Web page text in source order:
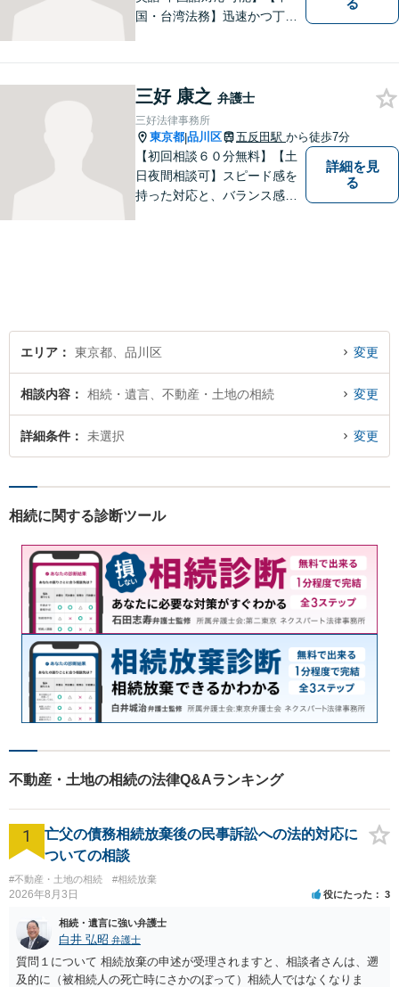
国・台湾法務】迅速かつ丁寧
る
三好 康之 弁護士
三好法律事務所
東京都|品川区 五反田駅 から徒歩7分
【初回相談６０分無料】【土
日夜間相談可】スピード感を
持った対応と、バランス感覚
詳細を見
る
エリア 東京都、品川区 変更
相談内容 相続・遺言、不動産・土地の相続 変更
詳細条件 未選択 変更
相続に関する診断ツール
不動産・土地の相続の法律Q&Aランキング
1
亡父の債務相続放棄後の民事訴訟への法的対応に
ついての相談
#不動産・土地の相続 #相続放棄
2026年8月3日 役にたった 3
相続・遺言に強い弁護士
白井 弘昭 弁護士
質問１について 相続放棄の申述が受理されますと、相談者さんは、遡
及的に（被相続人の死亡時にさかのぼって）相続人ではなくなりま